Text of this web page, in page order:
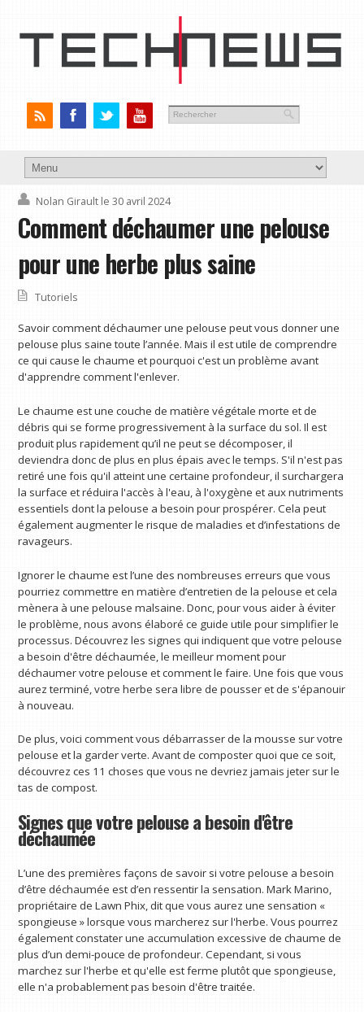
Nolan Girault le 30 avril 2024
Comment déchaumer une pelouse
pour une herbe plus saine
Tutoriels
Savoir comment déchaumer une pelouse peut vous donner une
pelouse plus saine toute l’année. Mais il est utile de comprendre
ce qui cause le chaume et pourquoi c'est un problème avant
d'apprendre comment l'enlever.
Le chaume est une couche de matière végétale morte et de
débris qui se forme progressivement à la surface du sol. Il est
produit plus rapidement qu’il ne peut se décomposer, il
deviendra donc de plus en plus épais avec le temps. S'il n'est pas
retiré une fois qu'il atteint une certaine profondeur, il surchargera
la surface et réduira l'accès à l'eau, à l'oxygène et aux nutriments
essentiels dont la pelouse a besoin pour prospérer. Cela peut
également augmenter le risque de maladies et d’infestations de
ravageurs.
Ignorer le chaume est l’une des nombreuses erreurs que vous
pourriez commettre en matière d’entretien de la pelouse et cela
mènera à une pelouse malsaine. Donc, pour vous aider à éviter
le problème, nous avons élaboré ce guide utile pour simplifier le
processus. Découvrez les signes qui indiquent que votre pelouse
a besoin d'être déchaumée, le meilleur moment pour
déchaumer votre pelouse et comment le faire. Une fois que vous
aurez terminé, votre herbe sera libre de pousser et de s'épanouir
à nouveau.
De plus, voici comment vous débarrasser de la mousse sur votre
pelouse et la garder verte. Avant de composter quoi que ce soit,
découvrez ces 11 choses que vous ne devriez jamais jeter sur le
tas de compost.
Signes que votre pelouse a besoin d'être
déchaumée
L’une des premières façons de savoir si votre pelouse a besoin
d’être déchaumée est d’en ressentir la sensation. Mark Marino,
propriétaire de Lawn Phix, dit que vous aurez une sensation «
spongieuse » lorsque vous marcherez sur l'herbe. Vous pourrez
également constater une accumulation excessive de chaume de
plus d’un demi-pouce de profondeur. Cependant, si vous
marchez sur l'herbe et qu'elle est ferme plutôt que spongieuse,
elle n'a probablement pas besoin d'être traitée.